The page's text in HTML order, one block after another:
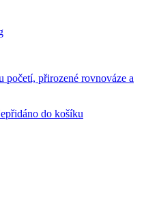
početí, přirozené rovnováze a
do košíku